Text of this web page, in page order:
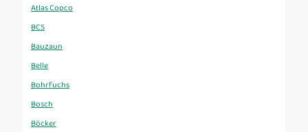
Atlas Copco
BCS
Bauzaun
Belle
Bohrfuchs
Bosch
Böcker